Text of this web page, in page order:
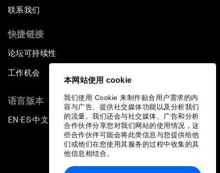
本网站使用 cookie
我们使用 Cookie 来制作贴合用户需求的内
容与广告、提供社交媒体功能以及分析我们
的流量。我们还会与社交媒体、广告和分析
合作伙伴分享您对我们网站的使用情况，这
些合作伙伴可能会将此类信息与您提供给他
们或他们在您使用其服务的过程中收集的其
他信息相结合。
联系我们
快捷链接
论坛可持续性
工作机会
语言版本
EN ▪ES▪中文▪ 日本語